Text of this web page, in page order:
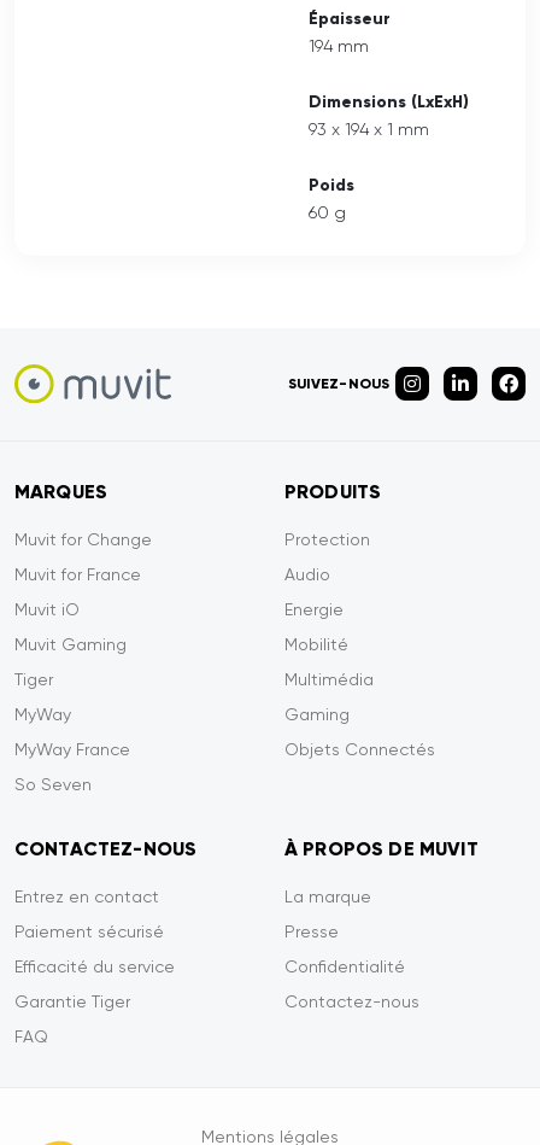
Épaisseur
194 mm
Dimensions (LxExH)
93 x 194 x 1 mm
Poids
60 g
SUIVEZ-NOUS
MARQUES
Muvit for Change
Muvit for France
Muvit iO
Muvit Gaming
Tiger
MyWay
MyWay France
So Seven
PRODUITS
Protection
Audio
Energie
Mobilité
Multimédia
Gaming
Objets Connectés
CONTACTEZ-NOUS
Entrez en contact
Paiement sécurisé
Efficacité du service
Garantie Tiger
FAQ
À PROPOS DE MUVIT
La marque
Presse
Confidentialité
Contactez-nous
Mentions légales